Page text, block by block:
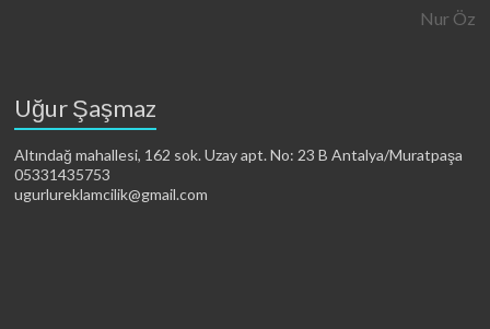
Nur Öz
Uğur Şaşmaz
Altındağ mahallesi, 162 sok. Uzay apt. No: 23 B Antalya/Muratpaşa
05331435753
ugurlureklamcilik@gmail.com